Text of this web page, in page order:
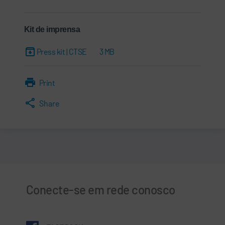
Kit de imprensa
Press kit | CTSE 3 MB
Print
Share
Conecte-se em rede conosco